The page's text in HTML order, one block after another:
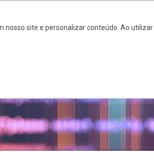
site e personalizar conteúdo. Ao
E PARCEIROS